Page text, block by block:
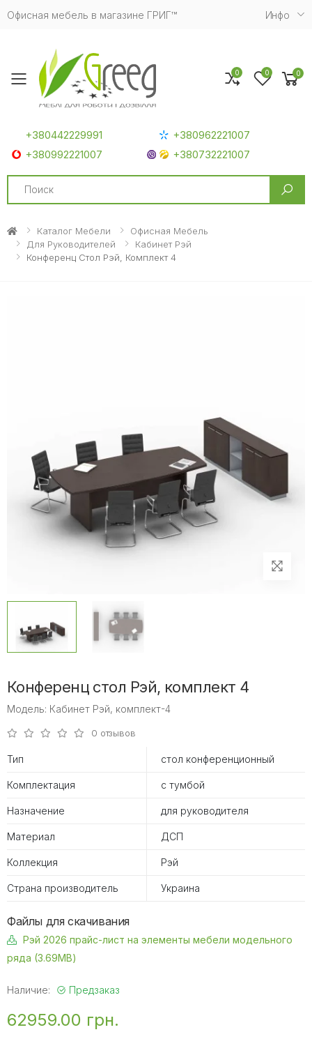
Офисная мебель в магазине ГРИГ™ Инфо
Toggle mobile menu
+380442229991
+380962221007
+380992221007
+380732221007
Search
0 0 0
Каталог Мебели
Офисная Мебель
Для Руководителей
Кабинет Рэй
Конференц Стол Рэй, Комплект 4
Конференц стол Рэй, комплект 4
Модель: Кабинет Рэй, комплект-4
0 отзывов
Тип стол конференционный
Комплектация с тумбой
Назначение для руководителя
Материал ДСП
Коллекция Рэй
Страна производитель Украина
Файлы для скачивания
Рэй 2026 прайс-лист на элементы мебели модельного
ряда (3.69MB)
Наличие: Предзаказ
62959.00 грн.